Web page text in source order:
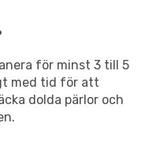
för minst 3 till 5
med tid för att
dolda pärlor och